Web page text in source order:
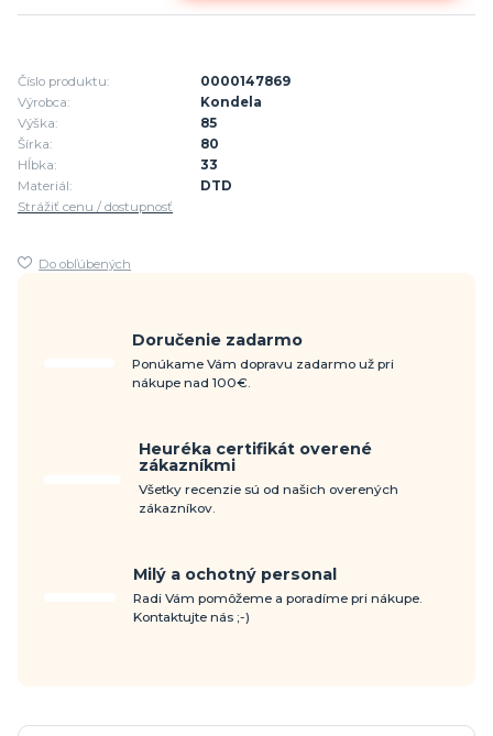
Číslo produktu:
0000147869
Výrobca:
Kondela
Výška:
85
Šírka:
80
Hĺbka:
33
Materiál:
DTD
Strážiť cenu / dostupnosť
Do obľúbených
Doručenie zadarmo
Ponúkame Vám dopravu zadarmo už pri
nákupe nad 100€.
Heuréka certifikát overené
zákazníkmi
Všetky recenzie sú od našich overených
zákazníkov.
Milý a ochotný personal
Radi Vám pomôžeme a poradíme pri nákupe.
Kontaktujte nás ;-)